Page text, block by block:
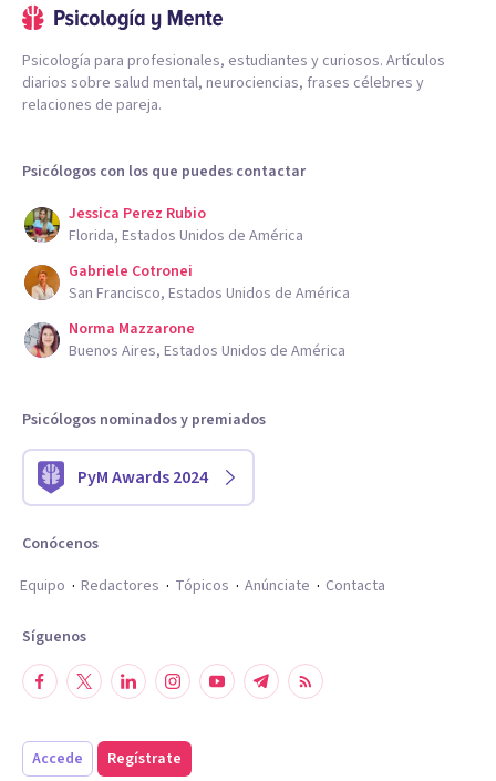
Psicología para profesionales, estudiantes y curiosos. Artículos
diarios sobre salud mental, neurociencias, frases célebres y
relaciones de pareja.
Psicólogos con los que puedes contactar
Jessica Perez Rubio
Florida, Estados Unidos de América
Gabriele Cotronei
San Francisco, Estados Unidos de América
Norma Mazzarone
Buenos Aires, Estados Unidos de América
Psicólogos nominados y premiados
PyM Awards 2024
Conócenos
Equipo
Redactores Tópicos Anúnciate Contacta
Síguenos
Accede Regístrate